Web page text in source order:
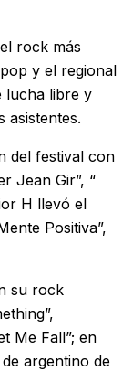
rock más
y el regional
lucha libre y
asistentes.
del festival con
Jean Gir”, “
H llevó el
Positiva”,
su rock
Me Fall”; en
argentino de